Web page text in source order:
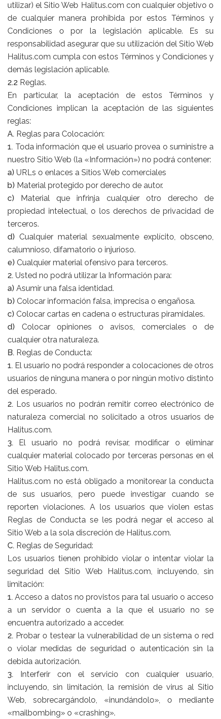
utilizar) el Sitio Web Halitus.com con cualquier objetivo o
de cualquier manera prohibida por estos Términos y
Condiciones o por la legislación aplicable. Es su
responsabilidad asegurar que su utilización del Sitio Web
Halitus.com cumpla con estos Términos y Condiciones y
demás legislación aplicable.
2.2 Reglas.
En particular, la aceptación de estos Términos y
Condiciones implican la aceptación de las siguientes
reglas:
A. Reglas para Colocación:
1. Toda información que el usuario provea o suministre a
nuestro Sitio Web (la «Información») no podrá contener:
a) URLs o enlaces a Sitios Web comerciales
b) Material protegido por derecho de autor.
c) Material que infrinja cualquier otro derecho de
propiedad intelectual, o los derechos de privacidad de
terceros.
d) Cualquier material sexualmente explícito, obsceno,
calumnioso, difamatorio o injurioso.
e) Cualquier material ofensivo para terceros.
2. Usted no podrá utilizar la Información para:
a) Asumir una falsa identidad.
b) Colocar información falsa, imprecisa o engañosa.
c) Colocar cartas en cadena o estructuras piramidales.
d) Colocar opiniones o avisos, comerciales o de
cualquier otra naturaleza.
B. Reglas de Conducta:
1. El usuario no podrá responder a colocaciones de otros
usuarios de ninguna manera o por ningún motivo distinto
del esperado.
2. Los usuarios no podrán remitir correo electrónico de
naturaleza comercial no solicitado a otros usuarios de
Halitus.com.
3. El usuario no podrá revisar, modificar o eliminar
cualquier material colocado por terceras personas en el
Sitio Web Halitus.com.
Halitus.com no está obligado a monitorear la conducta
de sus usuarios, pero puede investigar cuando se
reporten violaciones. A los usuarios que violen estas
Reglas de Conducta se les podrá negar el acceso al
Sitio Web a la sola discreción de Halitus.com.
C. Reglas de Seguridad:
Los usuarios tienen prohibido violar o intentar violar la
seguridad del Sitio Web Halitus.com, incluyendo, sin
limitación:
1. Acceso a datos no provistos para tal usuario o acceso
a un servidor o cuenta a la que el usuario no se
encuentra autorizado a acceder.
2. Probar o testear la vulnerabilidad de un sistema o red
o violar medidas de seguridad o autenticación sin la
debida autorización.
3. Interferir con el servicio con cualquier usuario,
incluyendo, sin limitación, la remisión de virus al Sitio
Web, sobrecargándolo, «inundándolo», o mediante
«mailbombing» o «crashing».